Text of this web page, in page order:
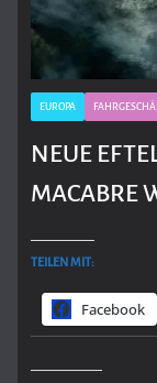
EUROPA
NEUE
MACABRE
TEILEN MIT:
Facebook